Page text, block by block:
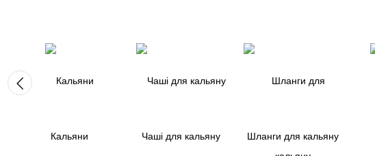
Кальяни Чаші для кальяну Шланги для кальяну